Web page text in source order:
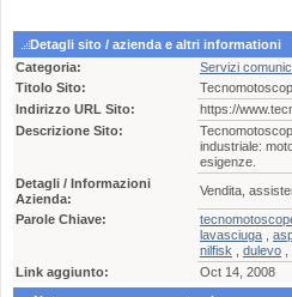
Detagli sito / azienda e altri informationi
Categoria:
Servizi
Titolo Sito:
Indirizzo URL Sito:
https://
Descrizione Sito:
industriale:
esigenze.
Detagli / Informazioni
Azienda:
Vendita,
Parole Chiave:
lavasciuga
nilfisk
dulevo
Link aggiunto:
Oct 14, 2008